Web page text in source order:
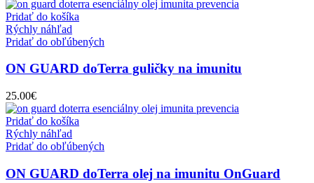
Pridať do košíka
Rýchly náhľad
Pridať do obľúbených
ON GUARD doTerra guličky na imunitu
25.00€
Pridať do košíka
Rýchly náhľad
Pridať do obľúbených
ON GUARD doTerra olej na imunitu OnGuard